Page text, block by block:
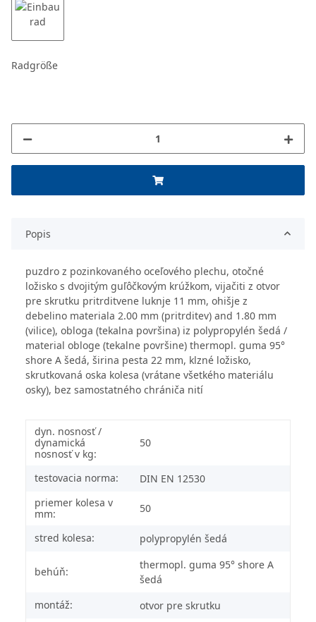
Radgröße
Popis
puzdro z pozinkovaného oceľového plechu, otočné
ložisko s dvojitým guľôčkovým krúžkom, vijačiti z otvor
pre skrutku pritrditvene luknje 11 mm, ohišje z
debelino materiala 2.00 mm (pritrditev) and 1.80 mm
(vilice), obloga (tekalna površina) iz polypropylén šedá /
material obloge (tekalne površine) thermopl. guma 95°
shore A šedá, širina pesta 22 mm, klzné ložisko,
skrutkovaná oska kolesa (vrátane všetkého materiálu
osky), bez samostatného chrániča nití
dyn. nosnosť /
dynamická
nosnosť v kg:
50
testovacia norma:
DIN EN 12530
priemer kolesa v
mm:
50
stred kolesa: polypropylén šedá
behúň:
thermopl. guma 95° shore A
šedá
montáž:
otvor pre skrutku